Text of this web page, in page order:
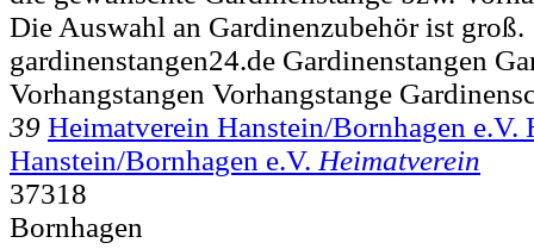
Die Auswahl an Gardinenzubehör ist groß.
gardinenstangen24.de Gardinenstangen
Vorhangstangen Vorhangstange
39 Heimatverein Hanstein/Bornhagen e.V.
Hanstein/Bornhagen e.V. Heimatverein
37318
Bornhagen